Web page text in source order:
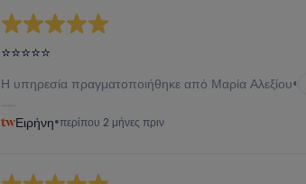
⭐⭐⭐⭐⭐
Η υπηρεσία πραγματοποιήθηκε από Μαρία Αλεξίου•
Ειρήνη•περίπου 2 μήνες πριν